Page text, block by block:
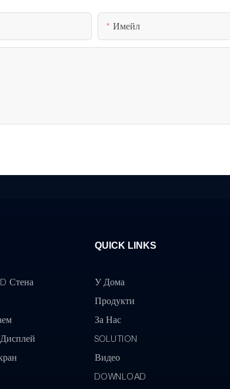
Имейл
Стена
QUICK LINKS
У Дома
Продукти
За Нас
SOLUTION
Видео
DOWNLOAD